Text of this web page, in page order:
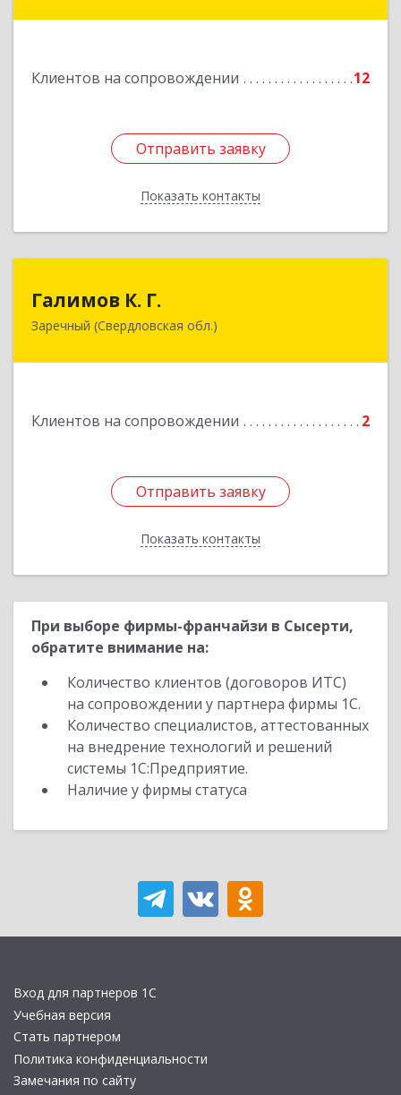
Клиентов на сопровождении 12
Отправить заявку
Показать контакты
Отправить заявку
Назад
Галимов К. Г.
Заречный (Свердловская обл.)
Клиентов на сопровождении 2
Отправить заявку
Показать контакты
Свердловская обл, г. Заречный, ул. Кузнецова,
Отправить заявку
Назад
При выборе фирмы-франчайзи в Сысерти,
обратите внимание на:
Количество клиентов (договоров ИТС)
на сопровождении у партнера фирмы 1С.
Количество специалистов, аттестованных
на внедрение технологий и решений
системы 1С:Предприятие.
Наличие у фирмы статуса
Вход для партнеров 1С
Учебная версия
Стать партнером
Политика конфиденциальности
Замечания по сайту